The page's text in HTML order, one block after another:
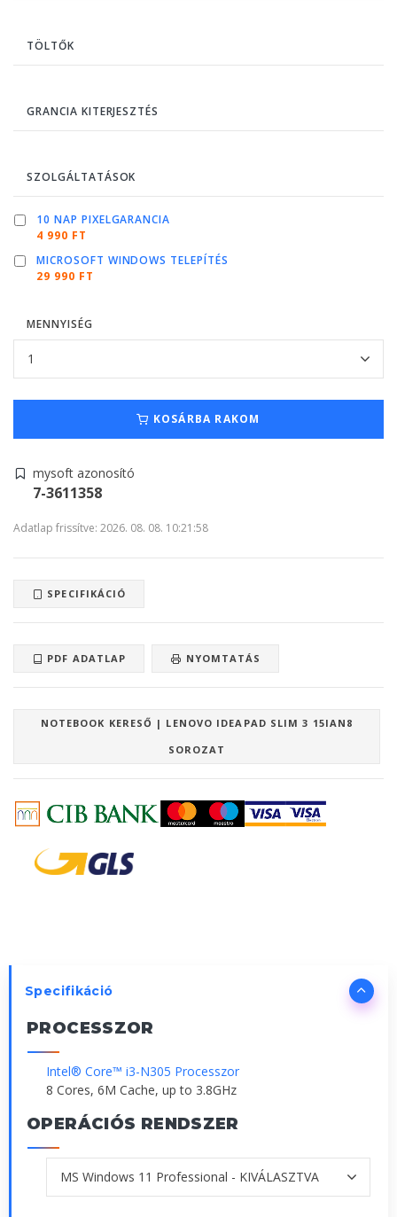
TÖLTŐK
GRANCIA KITERJESZTÉS
SZOLGÁLTATÁSOK
10 NAP PIXELGARANCIA
4 990 FT
MICROSOFT WINDOWS TELEPÍTÉS
29 990 FT
MENNYISÉG
KOSÁRBA RAKOM
mysoft azonosító
7-3611358
Adatlap frissítve: 2026. 08. 08. 10:21:58
SPECIFIKÁCIÓ
PDF ADATLAP NYOMTATÁS
NOTEBOOK KERESŐ | LENOVO IDEAPAD SLIM 3 15IAN8
SOROZAT
Specifikáció
PROCESSZOR
Intel® Core™ i3-N305 Processzor
8 Cores, 6M Cache, up to 3.8GHz
OPERÁCIÓS RENDSZER